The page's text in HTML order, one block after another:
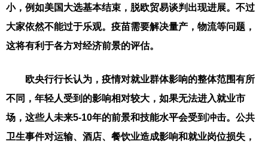
小，例如美国大选基本结束，脱欧贸易谈判出现进展。不过
大家依然不能过于乐观。疫苗需要解决量产，物流等问题，
这将有利于各方对经济前景的评估。
欧央行行长认为，疫情对就业群体影响的整体范围有所
不同，年轻人受到的影响相对较大，如果无法进入就业市
场，这些人未来5-10年的前景和技能水平会受到冲击。公共
卫生事件对运输、酒店、餐饮业造成影响和就业岗位损失，